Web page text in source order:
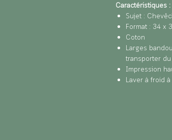
Caractéristiques :
Sujet :
Format : 34 x
Coton
Larges
transporter
Impression
Laver à froid